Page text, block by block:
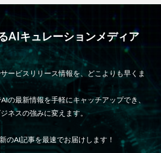
AIキュレーションメディア
ービスリリース情報を、どこよりも早くま
の最新情報を手軽にキャッチアップでき、
ネスの強みに変えます。
のAI記事を最速でお届けします！